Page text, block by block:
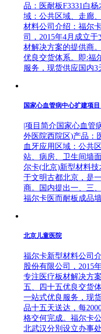
品：医耐板F3331白杨
域：公共区域、走廊
材料公司介绍：福尔
司，2015年4月成立
材解决方案的提供商
优良交货体系。即:福
服务，现货供应国内
国家心血管病中心扩建项
|项目简介国家心血管
外医院西院区)产品：
血牙应用区域：公共
站、病房、卫生间墙
尔卡(北京)新型材料
于文明古都北京，是
商。国内提出一、三
福尔卡医而耐板成品
北京儿童医院
福尔卡新型材料公司
股份有限公司，2015
专注医疗板材解决方
五、四十五优良交货
一站式优良服务，现
品十五天送达，每
格交何完成。福尔卡
北武汉分別设立办事